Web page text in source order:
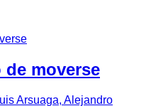
de moverse